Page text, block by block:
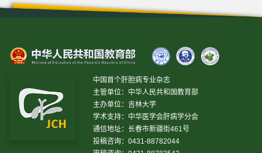
中国首个肝胆病专业杂志
主管单位：中华人民共和国教育部
主办单位：吉林大学
学术支持：中华医学会肝病学分会
通信地址：长春市新疆街461号
投稿咨询：0431-88782044